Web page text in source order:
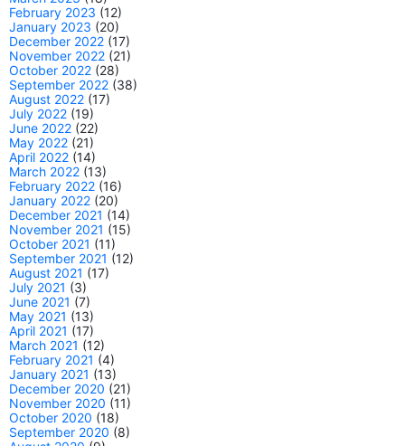
February 2023 (12)
January 2023 (20)
December 2022 (17)
November 2022 (21)
October 2022 (28)
September 2022 (38)
August 2022 (17)
July 2022 (19)
June 2022 (22)
May 2022 (21)
April 2022 (14)
March 2022 (13)
February 2022 (16)
January 2022 (20)
December 2021 (14)
November 2021 (15)
October 2021 (11)
September 2021 (12)
August 2021 (17)
July 2021 (3)
June 2021 (7)
May 2021 (13)
April 2021 (17)
March 2021 (12)
February 2021 (4)
January 2021 (13)
December 2020 (21)
November 2020 (11)
October 2020 (18)
September 2020 (8)